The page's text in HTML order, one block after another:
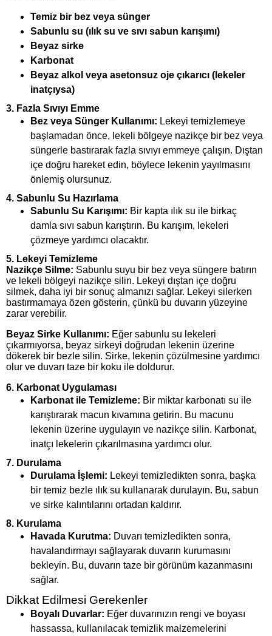
Temiz bir bez veya sünger
Sabunlu su (ılık su ve sıvı sabun karışımı)
Beyaz sirke
Karbonat
Beyaz alkol veya asetonsuz oje çıkarıcı (lekeler
inatçıysa)
3. Fazla Sıvıyı Emme
Bez veya Sünger Kullanımı: Lekeyi temizlemeye
başlamadan önce, lekeli bölgeye nazikçe bir bez veya
süngerle bastırarak fazla sıvıyı emmeye çalışın. Dıştan
içe doğru hareket edin, böylece lekenin yayılmasını
önlemiş olursunuz.
4. Sabunlu Su Hazırlama
Sabunlu Su Karışımı: Bir kapta ılık su ile birkaç
damla sıvı sabun karıştırın. Bu karışım, lekeleri
çözmeye yardımcı olacaktır.
5. Lekeyi Temizleme
Nazikçe Silme: Sabunlu suyu bir bez veya süngere batırın
ve lekeli bölgeyi nazikçe silin. Lekeyi dıştan içe doğru
silmek, daha iyi bir sonuç almanızı sağlar. Lekeyi silerken
bastırmamaya özen gösterin, çünkü bu duvarın yüzeyine
zarar verebilir.
Beyaz Sirke Kullanımı: Eğer sabunlu su lekeleri
çıkarmıyorsa, beyaz sirkeyi doğrudan lekenin üzerine
dökerek bir bezle silin. Sirke, lekenin çözülmesine yardımcı
olur ve duvarı taze bir koku ile doldurur.
6. Karbonat Uygulaması
Karbonat ile Temizleme: Bir miktar karbonatı su ile
karıştırarak macun kıvamına getirin. Bu macunu
lekenin üzerine uygulayın ve nazikçe silin. Karbonat,
inatçı lekelerin çıkarılmasına yardımcı olur.
7. Durulama
Durulama İşlemi: Lekeyi temizledikten sonra, başka
bir temiz bezle ılık su kullanarak durulayın. Bu, sabun
ve sirke kalıntılarını ortadan kaldırır.
8. Kurulama
Havada Kurutma: Duvarı temizledikten sonra,
havalandırmayı sağlayarak duvarın kurumasını
bekleyin. Bu, duvarın taze bir görünüm kazanmasını
sağlar.
Dikkat Edilmesi Gerekenler
Boyalı Duvarlar: Eğer duvarınızın rengi ve boyası
hassassa, kullanılacak temizlik malzemelerini